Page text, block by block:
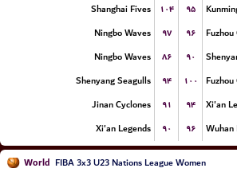
Shanghai Fives
۱۰۴ ۹۵
Ningbo Waves
۹۷ ۹۶
Ningbo Waves
۸۶ ۹۰
Shenyang Seagulls
۹۴ ۱۰۰
Jinan Cyclones
۹۱ ۹۴
Xi'an
Xi'an Legends
۹۰ ۹۶ Wuhan
World FIBA 3x3 U23 Nations League Women